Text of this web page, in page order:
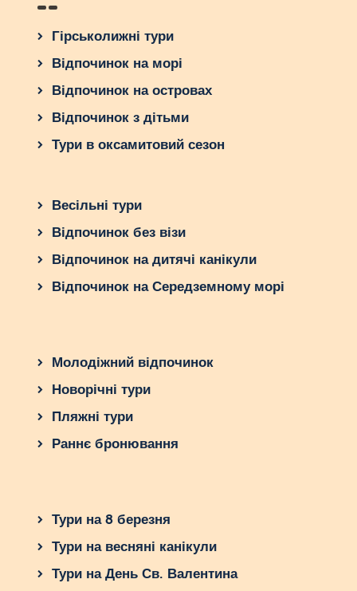
Гірськолижні тури
Відпочинок на морі
Відпочинок на островах
Відпочинок з дітьми
Тури в оксамитовий сезон
Весільні тури
Відпочинок без візи
Відпочинок на дитячі канікули
Відпочинок на Середземному морі
Молодіжний відпочинок
Новорічні тури
Пляжні тури
Раннє бронювання
Тури на 8 березня
Тури на весняні канікули
Тури на День Св. Валентина